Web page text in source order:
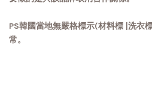
PS韓國當地無嚴格標示(材料標 |洗衣
常。